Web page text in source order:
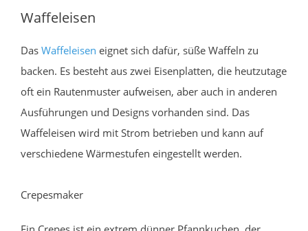
Waffeleisen
Das Waffeleisen eignet sich dafür, süße Waffeln zu
backen. Es besteht aus zwei Eisenplatten, die heutzutage
oft ein Rautenmuster aufweisen, aber auch in anderen
Ausführungen und Designs vorhanden sind. Das
Waffeleisen wird mit Strom betrieben und kann auf
verschiedene Wärmestufen eingestellt werden.
Crepesmaker